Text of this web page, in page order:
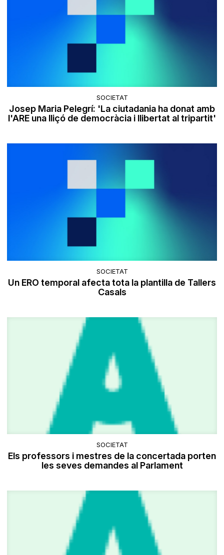
SOCIETAT
Josep Maria Pelegrí: 'La ciutadania ha donat amb
l'ARE una lliçó de democràcia i llibertat al tripartit'
SOCIETAT
Un ERO temporal afecta tota la plantilla de Tallers
Casals
SOCIETAT
Els professors i mestres de la concertada porten
les seves demandes al Parlament